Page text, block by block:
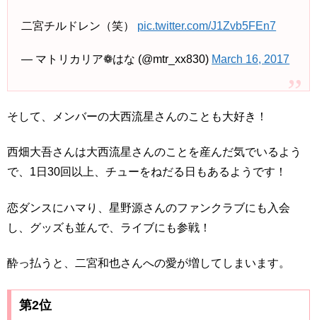
二宮チルドレン（笑） pic.twitter.com/J1Zvb5FEn7
— マトリカリア❁はな (@mtr_xx830) March 16, 2017
そして、メンバーの大西流星さんのことも大好き！
西畑大吾さんは大西流星さんのことを産んだ気でいるよう
で、1日30回以上、チューをねだる日もあるようです！
恋ダンスにハマり、星野源さんのファンクラブにも入会
し、グッズも並んで、ライブにも参戦！
酔っ払うと、二宮和也さんへの愛が増してしまいます。
第2位